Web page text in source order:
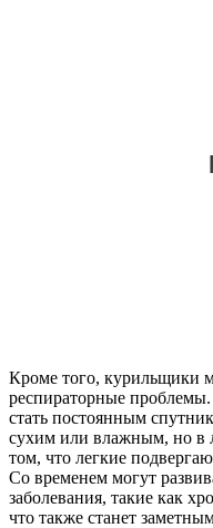
Кроме того, курильщики
респираторные
стать постоянным
сухим или влажным, но в
том, что легкие
Со временем могут
заболевания, такие как
что также станет